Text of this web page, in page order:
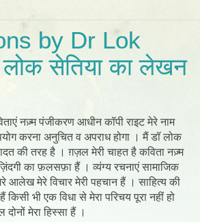
by Dr Lok
सेतिया का लेखन
नज़्म पंजीकरण आधीन कॉपी राइट मेरे नाम
करना अनुचित व अपराध होगा । मैं डॉ लोक
की तरह है । ग़ज़ल मेरी चाहत है कविता नज़्म
का फ़लसफ़ा हैं । व्यंग्य रचनाएं सामाजिक
आलेख मेरे विचार मेरी पहचान हैं । साहित्य की
किसी भी एक विधा से मेरा परिचय पूरा नहीं हो
मेरा हिस्सा हैं ।